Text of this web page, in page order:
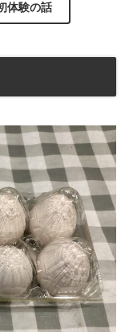
体験の話